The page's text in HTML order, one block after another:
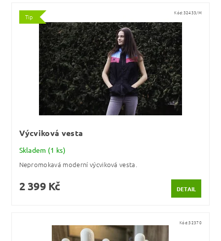
Tip
Kód:32433/M
Výcviková vesta
Skladem (1 ks)
Nepromokavá moderní výcviková vesta.
2 399 Kč DETAIL
Kód:32370